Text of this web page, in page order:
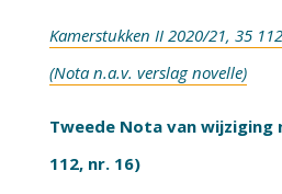
Kamerstukken II 2020/21, 35
(Nota n.a.v. verslag novelle)
Tweede Nota van wijziging
112, nr. 16)